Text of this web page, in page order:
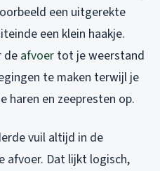
een uitgerekte
een klein haakje.
de afvoer tot je weerstand
te maken terwijl je
haren en zeepresten op.
vuil altijd in de
afvoer. Dat lijkt logisch,